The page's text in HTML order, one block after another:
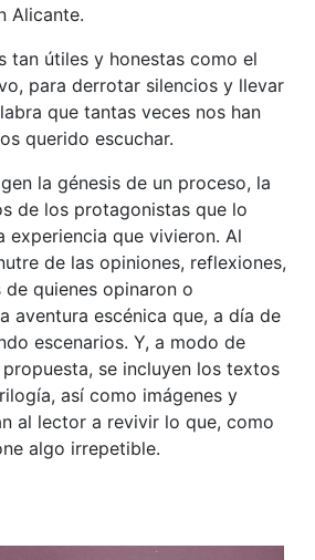
Alicante.
tan útiles y honestas como el
para derrotar silencios y llevar
que tantas veces nos han
querido escuchar.
la génesis de un proceso, la
de los protagonistas que lo
experiencia que vivieron. Al
de las opiniones, reflexiones,
quienes opinaron o
aventura escénica que, a día de
escenarios. Y, a modo de
se incluyen los textos
así como imágenes y
al lector a revivir lo que, como
algo irrepetible.